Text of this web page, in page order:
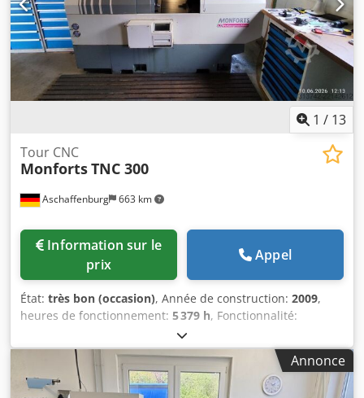
1 / 13
Aschaffenburg 663 km
Tour CNC
MonfortsTNC 300
prix
Appel
État: très bon (occasion), Année de construction: 2009,
heures de fonctionnement: 5 379 h, Fonctionnalité:
, numéro de machine/véhicule:
E08Y50039, diamètre de tournage au-dessus du chariot
transversal:
300 mm, longueur de tournage: 500 mm ,
diamètre de tournage:480 mm, vitesse de broche (max.):
Annonce